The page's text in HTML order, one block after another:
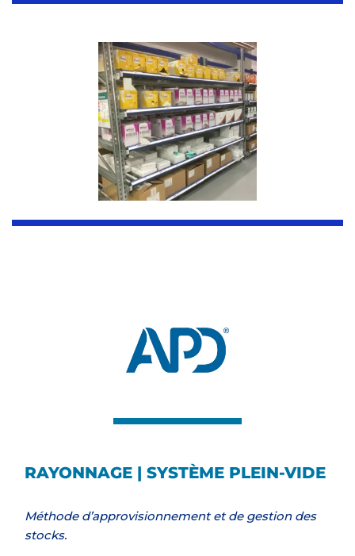
RAYONNAGE | SYSTÈME PLEIN-VIDE
Méthode d’approvisionnement et de gestion des
stocks.